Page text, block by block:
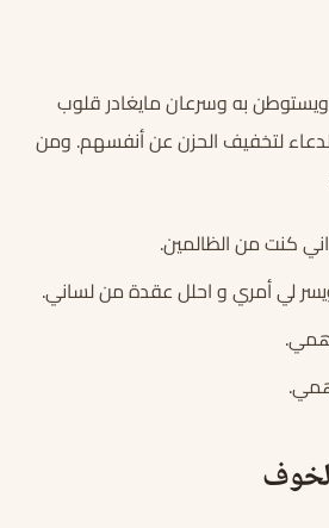
به وسرعان مايغادر قلوب
لتخفيف الحزن عن أنفسهم. ومن
اني كنت من الظالمين.
لي أمري و احلل عقدة من لساني.
همي.
همي.